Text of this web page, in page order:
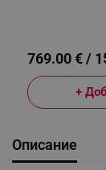
769.00 € /
+
Описание